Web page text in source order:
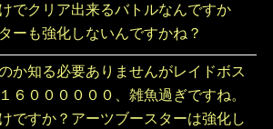
でクリア出来るバトルなんですか
ーも強化しないんですかね？
か知る必要ありませんがレイドボス
６００００００、雑魚過ぎですね。
ですか？アーツブースターは強化し